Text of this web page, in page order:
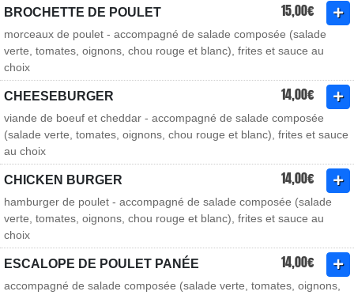
BROCHETTE DE POULET 15,00€
morceaux de poulet - accompagné de salade composée (salade
verte, tomates, oignons, chou rouge et blanc), frites et sauce au
choix
CHEESEBURGER 14,00€
viande de boeuf et cheddar - accompagné de salade composée
(salade verte, tomates, oignons, chou rouge et blanc), frites et sauce
au choix
CHICKEN BURGER 14,00€
hamburger de poulet - accompagné de salade composée (salade
verte, tomates, oignons, chou rouge et blanc), frites et sauce au
choix
ESCALOPE DE POULET PANÉE 14,00€
accompagné de salade composée (salade verte, tomates, oignons,